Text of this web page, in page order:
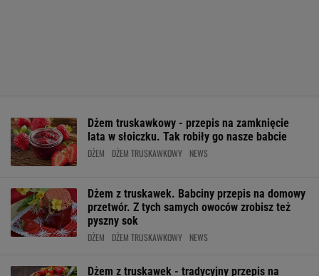
Dżem truskawkowy - przepis na zamknięcie
lata w słoiczku. Tak robiły go nasze babcie
DŻEM DŻEM TRUSKAWKOWY NEWS
Dżem z truskawek. Babciny przepis na domowy
przetwór. Z tych samych owoców zrobisz też
pyszny sok
DŻEM DŻEM TRUSKAWKOWY NEWS
Dżem z truskawek - tradycyjny przepis na